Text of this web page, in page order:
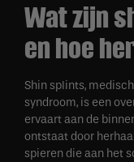
Wat zijn
en hoe
Shin splints,
syndroom, is een
ervaart aan de
ontstaat door
spieren die aan het